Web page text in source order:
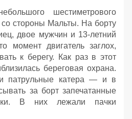
шестиметрового
стороны Мальты. На борту
двое мужчин и 13‑летний
момент двигатель заглох,
к берегу. Как раз в этот
береговая охрана.
патрульные катера — и в
за борт запечатанные
В них лежали пачки